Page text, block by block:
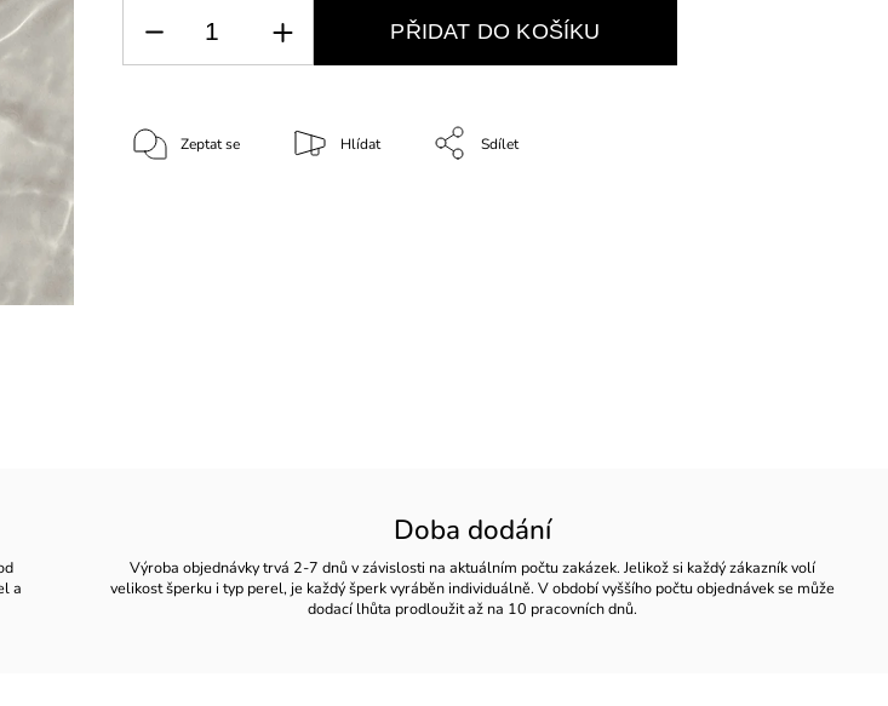
PŘIDAT DO KOŠÍKU
Zeptat se Hlídat Sdílet
a
Doba dodání
Výroba objednávky trvá 2-7 dnů v závislosti na aktuálním počtu zakázek. Jelikož si každý zákazník volí
velikost šperku i typ perel, je každý šperk vyráběn individuálně. V období vyššího počtu objednávek se může
dodací lhůta prodloužit až na 10 pracovních dnů.